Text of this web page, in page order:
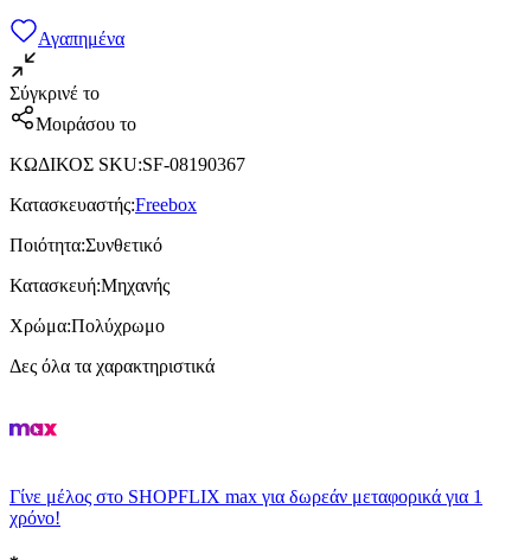
Αγαπημένα
Σύγκρινέ το
Μοιράσου το
ΚΩΔΙΚΟΣ SKU:SF-08190367
Κατασκευαστής:Freebox
Ποιότητα:Συνθετικό
Κατασκευή:Μηχανής
Χρώμα:Πολύχρωμο
Δες όλα τα χαρακτηριστικά
Γίνε μέλος στο SHOPFLIX max για δωρεάν μεταφορικά για 1
χρόνο!